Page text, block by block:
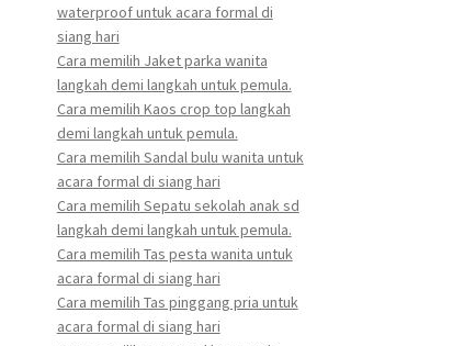
waterproof untuk acara formal di
siang hari
Cara memilih Jaket parka wanita
langkah demi langkah untuk pemula.
Cara memilih Kaos crop top langkah
demi langkah untuk pemula.
Cara memilih Sandal bulu wanita untuk
acara formal di siang hari
Cara memilih Sepatu sekolah anak sd
langkah demi langkah untuk pemula.
Cara memilih Tas pesta wanita untuk
acara formal di siang hari
Cara memilih Tas pinggang pria untuk
acara formal di siang hari